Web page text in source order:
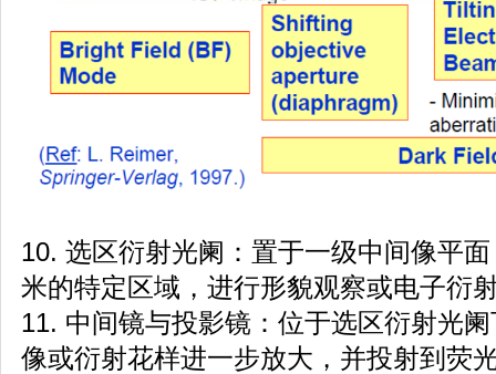
10. 选区衍射光阑：置于一级中间像平
米的特定区域，进行形貌观察或电子衍
11. 中间镜与投影镜：位于选区衍射光
像或衍射花样进一步放大，并投射到荧